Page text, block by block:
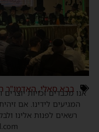
בבא סאלי, האדמו"ראנו מכבדים זכויות
המגיעים לידינו. אם
רשאים לפנות אלינו